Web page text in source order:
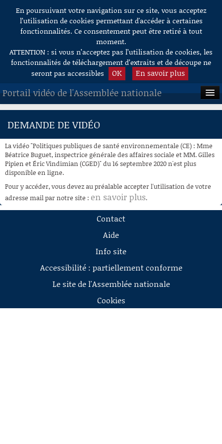
Aller au contenu
En poursuivant votre navigation sur ce site, vous acceptez
l’utilisation de cookies permettant d'accéder à certaines
fonctionnalités. Ce consentement peut être retiré à tout
moment.
ATTENTION : si vous n’acceptez pas l’utilisation de cookies, les
fonctionnalités de téléchargement d’extraits et de découpe ne
seront pas accessibles
OK En savoir plus
Portail vidéo de l'Assemblée nationale
ACCUEIL
À LA DEMANDE
RECHERCHE
AIDE À LA DÉCOUPE
DE VIDÉOS
DEMANDE DE VIDÉO
La vidéo "Politiques publiques de santé environnementale (CE) : Mme
Béatrice Buguet, inspectrice générale des affaires sociale et MM. Gilles
Pipien et Éric Vindimian (CGED)" du 16 septembre 2020 n'est plus
disponible en ligne.
Pour y accéder, vous devez au préalable accepter l'utilisation de votre
adresse mail par notre site : en savoir plus.
Contact
Aide
Info site
Accessibilité : partiellement conforme
Le site de l'Assemblée nationale
Cookies